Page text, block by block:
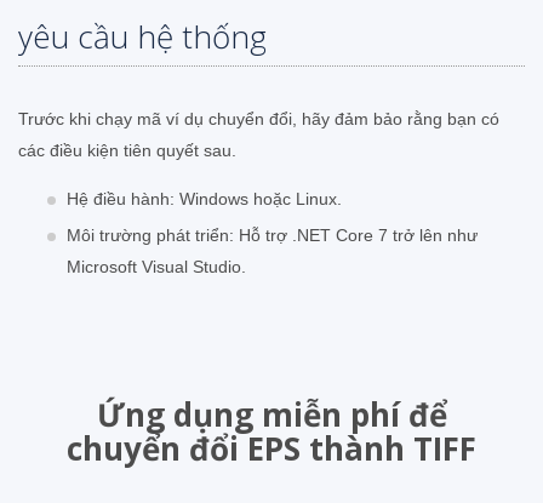
yêu cầu hệ thống
Trước khi chạy mã ví dụ chuyển đổi, hãy đảm bảo rằng bạn có
các điều kiện tiên quyết sau.
Hệ điều hành: Windows hoặc Linux.
Môi trường phát triển: Hỗ trợ .NET Core 7 trở lên như
Microsoft Visual Studio.
Ứng dụng miễn phí để
chuyển đổi EPS thành TIFF